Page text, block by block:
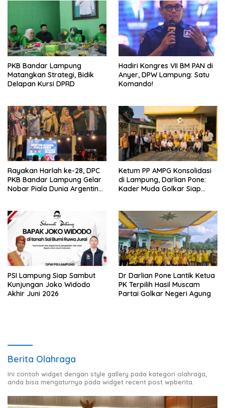
PKB Bandar Lampung
Matangkan Strategi, Bidik
Delapan Kursi DPRD
Hadiri Kongres VII BM PAN di
Anyer, DPW Lampung: Satu
Komando!
Rayakan Harlah ke-28, DPC
PKB Bandar Lampung Gelar
Nobar Piala Dunia Argentina
Ketum PP AMPG Konsolidasi
di Lampung, Darlian Pone:
Kader Muda Golkar Siap
PSI Lampung Siap Sambut
Kunjungan Joko Widodo
Akhir Juni 2026
Dr Darlian Pone Lantik Ketua
PK Terpilih Hasil Muscam
Partai Golkar Negeri Agung
Berita Olahraga
Ini contoh widget dengan style gallery pada kategori olahraga,
anda bisa mengaturnya pada widget recent post wpberita.